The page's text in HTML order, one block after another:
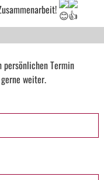
persönlichen Termin
weiter.